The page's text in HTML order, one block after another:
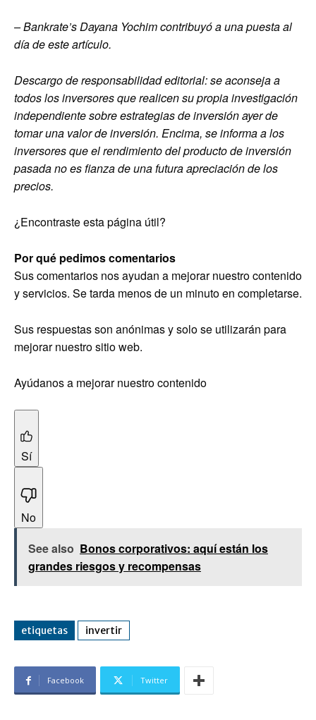
– Bankrate’sDayana Yochimcontribuyó a una puesta al
día de este artículo.
Descargo de responsabilidad editorial: se aconseja a
todos los inversores que realicen su propia investigación
independiente sobre estrategias de inversión ayer de
tomar una valor de inversión. Encima, se informa a los
inversores que el rendimiento del producto de inversión
pasada no es fianza de una futura apreciación de los
precios.
¿Encontraste esta página útil?
Por qué pedimos comentarios
Sus comentarios nos ayudan a mejorar nuestro contenido
y servicios. Se tarda menos de un minuto en completarse.
Sus respuestas son anónimas y solo se utilizarán para
mejorar nuestro sitio web.
Ayúdanos a mejorar nuestro contenido
Sí
No
See also Bonos corporativos: aquí están los
grandes riesgos y recompensas
etiquetas invertir
Facebook Twitter